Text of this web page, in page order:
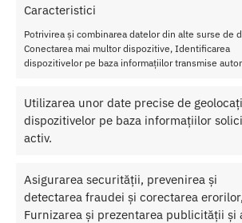
Caracteristici
Potrivirea și combinarea datelor din alte surse de
Conectarea mai multor dispozitive, Identificarea
dispozitivelor pe baza informațiilor transmise
Utilizarea unor date precise de
dispozitivelor pe baza informațiilor
activ.
Asigurarea securității, prevenirea și
detectarea fraudei și corectarea erorilor,
Furnizarea și prezentarea publicității și
Testul perfect pentru o experienta de neuitat,
ea
Etichetă: Tester PheroStrong
Produse similare